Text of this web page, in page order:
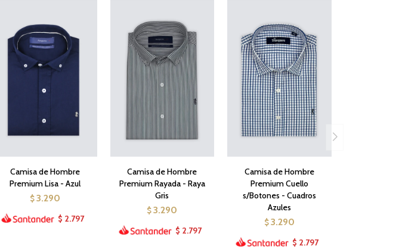
Camisa de Hombre
Premium Lisa - Azul
$ 3.290
$ 2.797
Camisa de Hombre
Premium Rayada - Raya
Gris
$ 3.290
$ 2.797
Camisa de Hombre
Premium Cuello
s/Botones - Cuadros
Azules
$ 3.290
$ 2.797